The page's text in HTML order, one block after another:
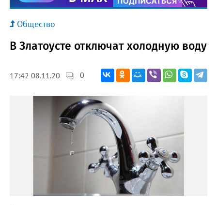
Общество
В Златоусте отключат холодную воду
17:42 08.11.20 0